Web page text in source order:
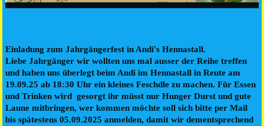
Einladung zum Jahrgängerfest in Andi's Hennastall.
Liebe Jahrgänger wir wollten uns mal ausser der Reihe treffen
und haben uns überlegt beim Andi im Hennastall in Reute am
19.09.25 ab 18:30 Uhr ein kleines Feschdle zu machen. Für Essen
und Trinken wird gesorgt ihr müsst nur Hunger Durst und gute
Laune mitbringen, wer kommen möchte soll sich bitte per Mail
bis spätestens 05.09.2025 anmelden, damit wir dementsprechend